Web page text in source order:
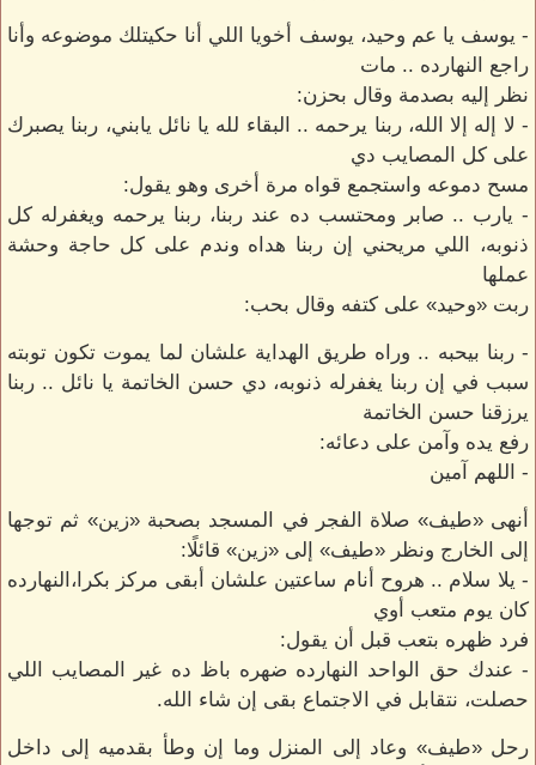
- يوسف يا عم وحيد، يوسف أخويا اللي أنا حكيتلك موضوعه وأنا
راجع النهارده .. مات
نظر إليه بصدمة وقال بحزن:
- لا إله إلا الله، ربنا يرحمه .. البقاء لله يا نائل يابني، ربنا يصبرك
على كل المصايب دي
مسح دموعه واستجمع قواه مرة أخرى وهو يقول:
- يارب .. صابر ومحتسب ده عند ربنا، ربنا يرحمه ويغفرله كل
ذنوبه، اللي مريحني إن ربنا هداه وندم على كل حاجة وحشة
عملها
ربت «وحيد» على كتفه وقال بحب:
- ربنا بيحبه .. وراه طريق الهداية علشان لما يموت تكون توبته
سبب في إن ربنا يغفرله ذنوبه، دي حسن الخاتمة يا نائل .. ربنا
يرزقنا حسن الخاتمة
رفع يده وآمن على دعائه:
- اللهم آمين
أنهى «طيف» صلاة الفجر في المسجد بصحبة «زين» ثم توجها
إلى الخارج ونظر «طيف» إلى «زين» قائلًا:
- يلا سلام .. هروح أنام ساعتين علشان أبقى مركز بكرا،النهارده
كان يوم متعب أوي
فرد ظهره بتعب قبل أن يقول:
- عندك حق الواحد النهارده ضهره باظ ده غير المصايب اللي
حصلت، نتقابل في الاجتماع بقى إن شاء الله.
رحل «طيف» وعاد إلى المنزل وما إن وطأ بقدميه إلى داخل